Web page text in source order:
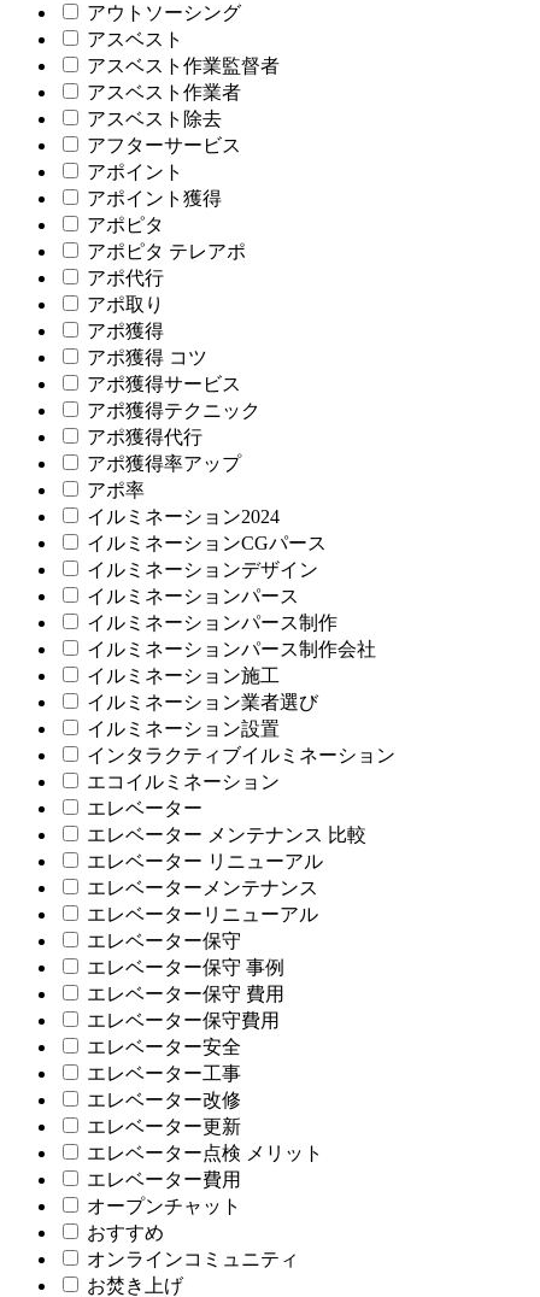
アウトソーシング
アスベスト
アスベスト作業監督者
アスベスト作業者
アスベスト除去
アフターサービス
アポイント
アポイント獲得
アポピタ
アポピタ テレアポ
アポ代行
アポ取り
アポ獲得
アポ獲得 コツ
アポ獲得サービス
アポ獲得テクニック
アポ獲得代行
アポ獲得率アップ
アポ率
イルミネーション2024
イルミネーションCGパース
イルミネーションデザイン
イルミネーションパース
イルミネーションパース制作
イルミネーションパース制作会社
イルミネーション施工
イルミネーション業者選び
イルミネーション設置
インタラクティブイルミネーション
エコイルミネーション
エレベーター
エレベーター メンテナンス 比較
エレベーター リニューアル
エレベーターメンテナンス
エレベーターリニューアル
エレベーター保守
エレベーター保守 事例
エレベーター保守 費用
エレベーター保守費用
エレベーター安全
エレベーター工事
エレベーター改修
エレベーター更新
エレベーター点検 メリット
エレベーター費用
オープンチャット
おすすめ
オンラインコミュニティ
お焚き上げ